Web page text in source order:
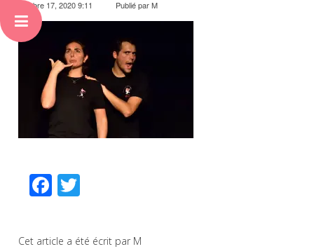
octobre 17, 2020 9:11 Publié parM
Facebook
Cet article a été écrit par M